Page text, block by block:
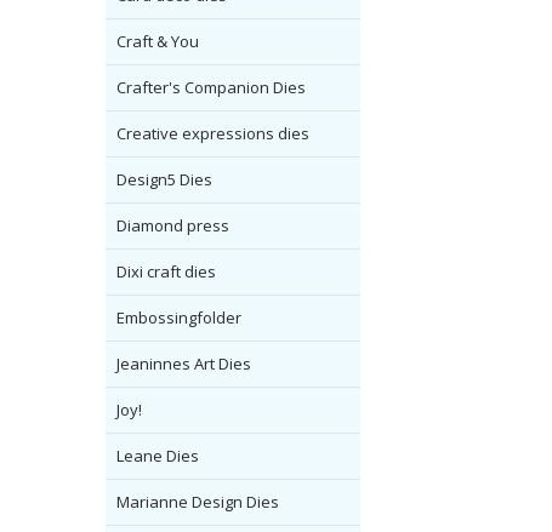
Craft & You
Crafter's Companion Dies
Creative expressions dies
Design5 Dies
Diamond press
Dixi craft dies
Embossingfolder
Jeaninnes Art Dies
Joy!
Leane Dies
Marianne Design Dies